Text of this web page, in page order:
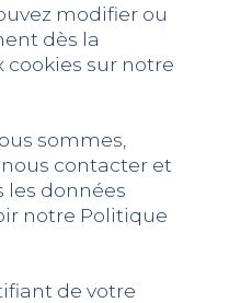
modifier ou
dès la
cookies sur notre
sommes,
contacter et
données
notre Politique
de votre